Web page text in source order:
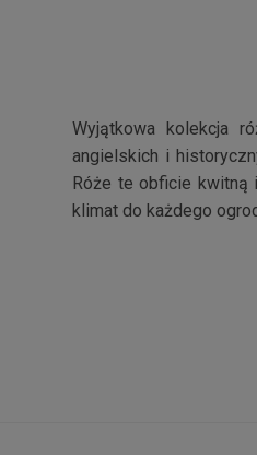
Wyjątkowa kolekcja
angielskich i
Róże te obficie kwitną
klimat do każdego